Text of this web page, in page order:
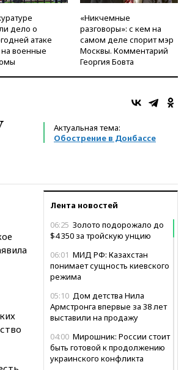
дело о
атаке
военные
«Никчемные
разговоры»: с кем на
самом деле спорит мэр
Москвы. Комментарий
Георгия Бовта
Актуальная тема:
Обострение в Донбассе
Лента новостей
06:25 Золото подорожало до
$4 350 за тройскую унцию
06:01 МИД РФ: Казахстан
понимает сущность киевского
режима
05:10 Дом детства Нила
Армстронга впервые за 38 лет
выставили на продажу
04:00 Мирошник: России стоит
быть готовой к продолжению
украинского конфликта